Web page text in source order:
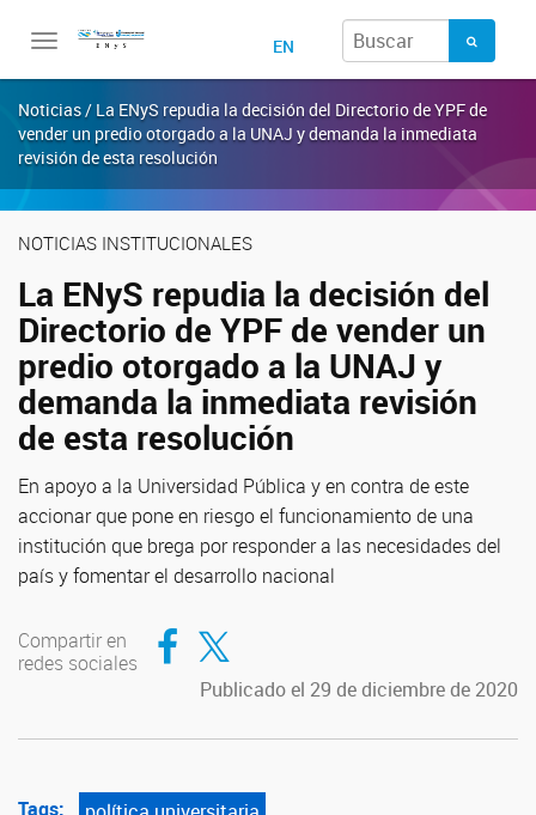
Toggle
EN
Noticias / La ENyS repudia la decisión del Directorio de YPF de
vender un predio otorgado a la UNAJ y demanda la inmediata
revisión de esta resolución
NOTICIAS INSTITUCIONALES
La ENyS repudia la decisión del
Directorio de YPF de vender un
predio otorgado a la UNAJ y
demanda la inmediata revisión
de esta resolución
En apoyo a la Universidad Pública y en contra de este
accionar que pone en riesgo el funcionamiento de una
institución que brega por responder a las necesidades del
país y fomentar el desarrollo nacional
Compartir en
redes sociales
Compartir en Facebook
Compartir en Twitter
Publicado el 29 de diciembre de 2020
Tags: